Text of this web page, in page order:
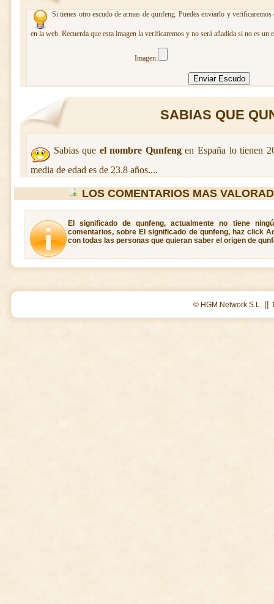
Si tienes otro escudo de armas de qunfeng. Puedes enviarlo y
en la web. Recuerda que esta imagen la verificaremos y no será añadida si no es un
Imagen:
SABIAS QUE
Sabias que el nombre Qunfengen España lo tienen
media de edad es de 23.8 años....
LOS COMENTARIOS MAS
El significado de qunfeng, actualmente no tiene
comentarios, sobre El significado de qunfeng, haz click
con todas las personas que quieran saber el origen de
© HGM Network S.L. ||